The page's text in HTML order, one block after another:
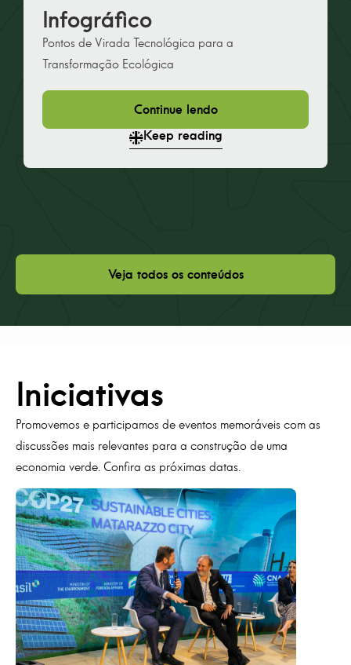
Infográfico
Pontos de Virada Tecnológica para a
Transformação Ecológica
Continue lendo
Keep reading
Veja todos os conteúdos
Iniciativas
Promovemos e participamos de eventos memoráveis com as
discussões mais relevantes para a construção de uma
economia verde. Confira as próximas datas.